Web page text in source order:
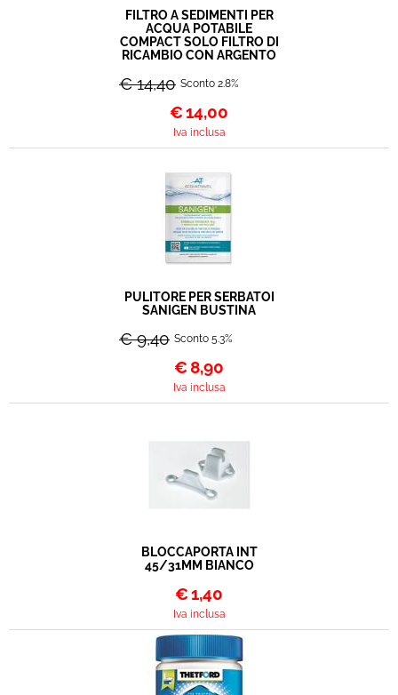
FILTRO A SEDIMENTI PER
ACQUA POTABILE
COMPACT SOLO FILTRO DI
RICAMBIO CON ARGENTO
€ 14,40 Sconto 2.8%
€14,00
Iva inclusa
PULITORE PER SERBATOI
SANIGEN BUSTINA
€ 9,40 Sconto 5.3%
€8,90
Iva inclusa
BLOCCAPORTA INT
45/31MM BIANCO
€1,40
Iva inclusa